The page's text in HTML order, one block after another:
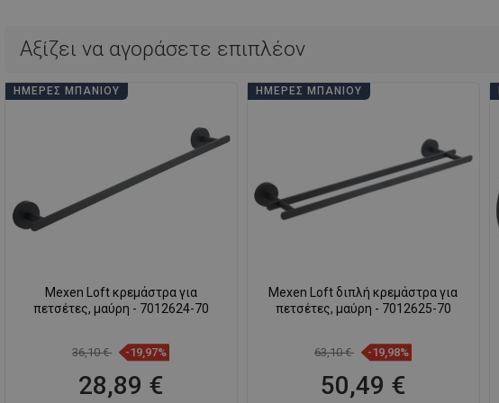
Αξίζει να αγοράσετε επιπλέον
ΗΜΈΡΕΣ ΜΠΆΝΙΟΥ
Mexen Loft κρεμάστρα για
πετσέτες, μαύρη - 7012624-70
36,10 € -19,97%
28,89 €
ΗΜΈΡΕΣ ΜΠΆΝΙΟΥ
Mexen Loft διπλή κρεμάστρα για
πετσέτες, μαύρη - 7012625-70
63,10 € -19,98%
50,49 €